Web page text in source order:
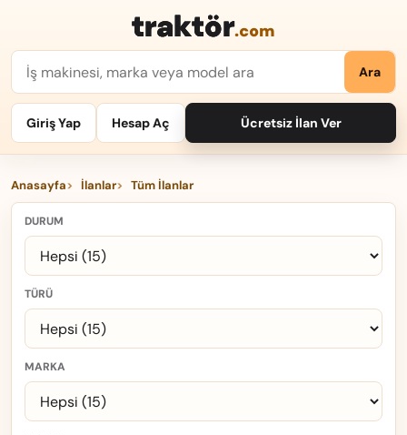
traktör.com
Ara
Giriş Yap Hesap Aç Ücretsiz İlan Ver
Anasayfa İlanlar Tüm İlanlar
DURUM
TÜRÜ
MARKA